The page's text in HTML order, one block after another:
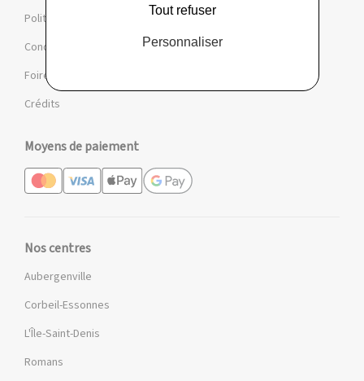
Politique de confidentialité et de cookies
Conditions des offres et jeux
Foire aux questions
Crédits
Moyens de paiement
Nos centres
Aubergenville
Corbeil-Essonnes
L'Île-Saint-Denis
Romans
Tout refuser
Personnaliser